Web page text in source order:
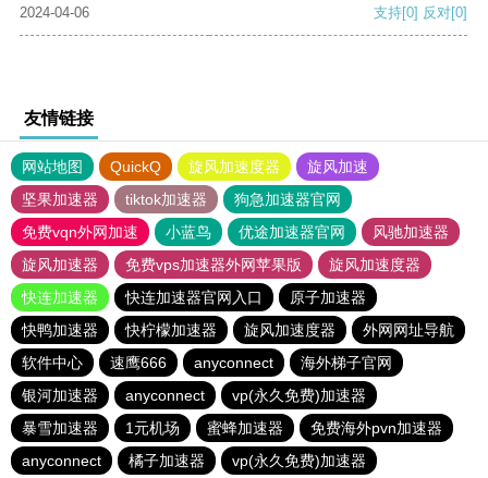
2024-04-06 支持[0] 反对[0]
友情链接
网站地图 QuickQ 旋风加速度器
旋风加速
坚果加速器
tiktok加速器
狗急加速器官网
免费vqn外网加速
小蓝鸟 优途加速器官网
风驰加速器
旋风加速器
免费vps加速器外网苹果版
旋风加速度器
快连加速器
快连加速器官网入口
原子加速器
快鸭加速器
快柠檬加速器 旋风加速度器
外网网址导航
软件中心
速鹰666 anyconnect
海外梯子官网
银河加速器
anyconnect
vp(永久免费)加速器
暴雪加速器
1元机场 蜜蜂加速器
免费海外pvn加速器
anyconnect
橘子加速器 vp(永久免费)加速器